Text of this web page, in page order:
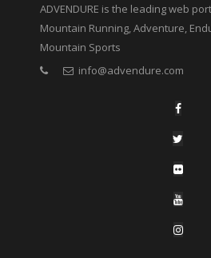
ADVENDURE is the leading web
Mountain Running, Adventure,
Mountain Sports
info@advendure.com